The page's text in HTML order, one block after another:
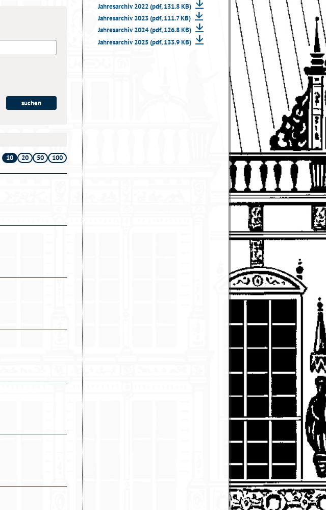
10 20 50 100
Jahresarchiv 2022 (pdf, 131.8 KB)
Jahresarchiv 2023 (pdf, 111.7 KB)
Jahresarchiv 2024 (pdf, 126.8 KB)
Jahresarchiv 2025 (pdf, 133.9 KB)